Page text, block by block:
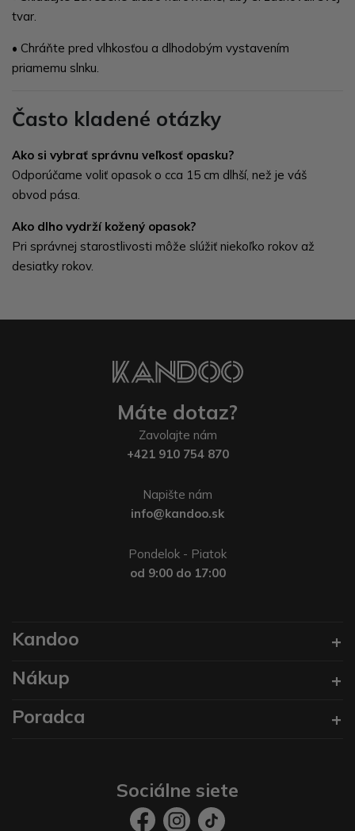
tvar.
• Chráňte pred vlhkosťou a dlhodobým vystavením
priamemu slnku.
Často kladené otázky
Ako si vybrať správnu veľkosť opasku?
Odporúčame voliť opasok o cca 15 cm dlhší, než je váš
obvod pása.
Ako dlho vydrží kožený opasok?
Pri správnej starostlivosti môže slúžiť niekoľko rokov až
desiatky rokov.
Máte dotaz?
Zavolajte nám
+421 910 754 870
Napište nám
info@kandoo.sk
Pondelok - Piatok
od 9:00 do 17:00
Kandoo
Nákup
Poradca
Sociálne siete